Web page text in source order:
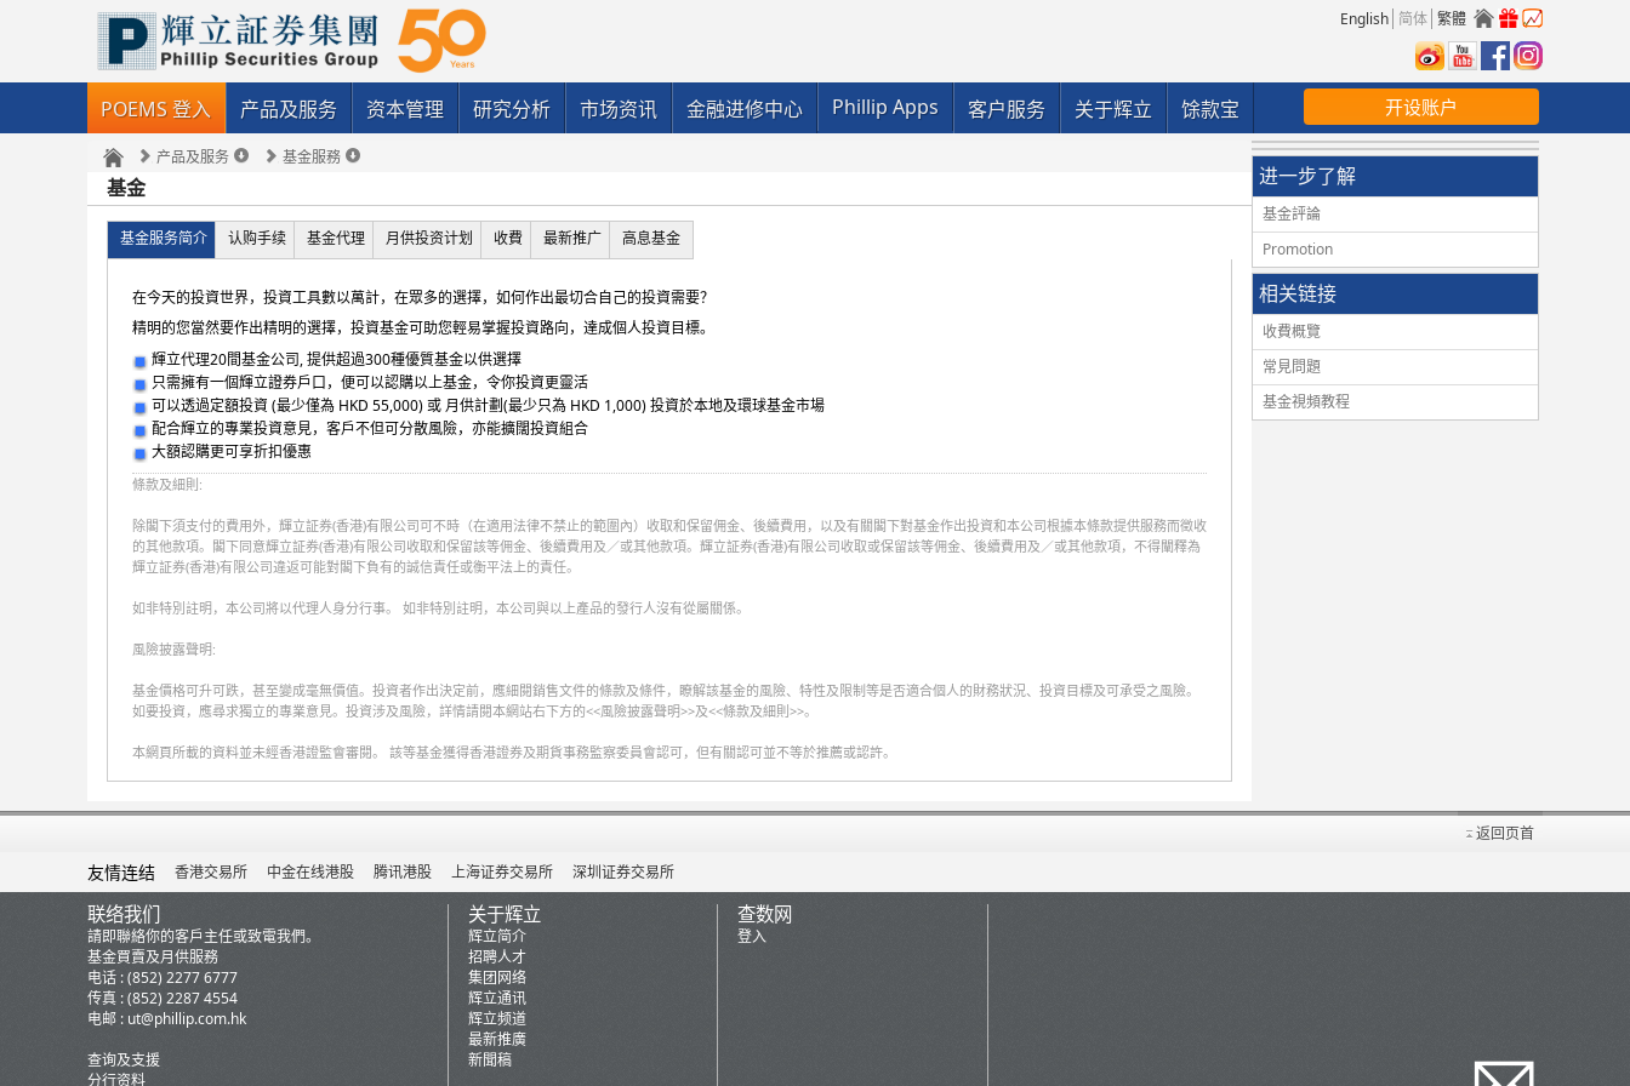
English 简体 繁體
POEMS 登入 产品及服务 资本管理 研究分析 市场资讯 金融进修中心 Phillip Apps 客户服务 关于辉立 馀款宝 开设账户
产品及服务 基金服務
基金
基金服务简介 认购手续 基金代理 月供投资计划 收費 最新推广 高息基金
在今天的投資世界，投資工具數以萬計，在眾多的選擇，如何作出最切合自己的投資需要？
精明的您當然要作出精明的選擇，投資基金可助您輕易掌握投資路向，達成個人投資目標。
輝立代理20間基金公司, 提供超過300種優質基金以供選擇
只需擁有一個輝立證券戶口，便可以認購以上基金，令你投資更靈活
可以透過定額投資 (最少僅為 HKD 55,000) 或 月供計劃(最少只為 HKD 1,000) 投資於本地及環球基金市場
配合輝立的專業投資意見，客戶不但可分散風險，亦能擴闊投資組合
大額認購更可享折扣優惠
條款及細則:
除閣下須支付的費用外，輝立証券(香港)有限公司可不時（在適用法律不禁止的範圍內）收取和保留佣金、後續費用，以及有關閣下對基金作出投資和本公司根據本條款提供服務而徵收
的其他款項。閣下同意輝立証券(香港)有限公司收取和保留該等佣金、後續費用及／或其他款項。輝立証券(香港)有限公司收取或保留該等佣金、後續費用及／或其他款項，不得闡釋為
輝立証券(香港)有限公司違返可能對閣下負有的誠信責任或衡平法上的責任。
如非特別註明，本公司將以代理人身分行事。 如非特別註明，本公司與以上產品的發行人沒有從屬關係。
風險披露聲明:
基金價格可升可跌，甚至變成毫無價值。投資者作出決定前，應細閱銷售文件的條款及條件，瞭解該基金的風險、特性及限制等是否適合個人的財務狀況、投資目標及可承受之風險。
如要投資，應尋求獨立的專業意見。投資涉及風險，詳情請閱本網站右下方的<<風險披露聲明>>及<<條款及細則>>。
本網頁所載的資料並未經香港證監會審閱。 該等基金獲得香港證券及期貨事務監察委員會認可，但有關認可並不等於推薦或認許。
进一步了解
基金評論
Promotion
相关链接
收費概覽
常見問題
基金視頻教程
返回页首
友情连结 香港交易所 中金在线港股 腾讯港股 上海证券交易所 深圳证券交易所
联络我们
請即聯絡你的客戶主任或致電我們。
基金買賣及月供服務
电话 : (852) 2277 6777
传真 : (852) 2287 4554
电邮 : ut@phillip.com.hk
查询及支援
分行资料
关于辉立
辉立简介
招聘人才
集团网络
辉立通讯
辉立频道
最新推廣
新聞稿
查数网
登入